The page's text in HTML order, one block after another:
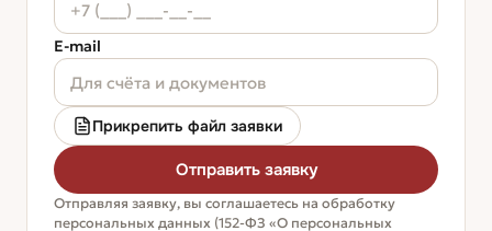
E-mail
Прикрепить файл заявки
Отправить заявку
Отправляя заявку, вы соглашаетесь на обработку
персональных данных (152-ФЗ «О персональных